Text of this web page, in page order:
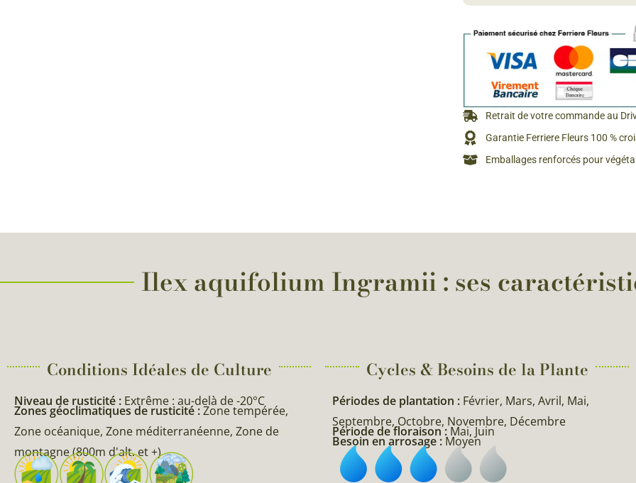
d’Antan
Bulbes
Bulbes
Retrait de votre commande au
Garantie Ferriere Fleurs 100 %
Emballages renforcés pour
Ilex aquifolium Ingramii : ses
Conditions Idéales de Culture
Niveau de rusticité : Extrême : au-delà de -20°C
Zones géoclimatiques de rusticité :Zone tempérée,
Zone océanique, Zone méditerranéenne, Zone de
montagne (800m d'alt. et +)
Cycles & Besoins de la Plante​
Périodes de plantation : Février, Mars, Avril, Mai,
Septembre, Octobre, Novembre, Décembre
Période de floraison : Mai, Juin
Besoin en arrosage : Moyen